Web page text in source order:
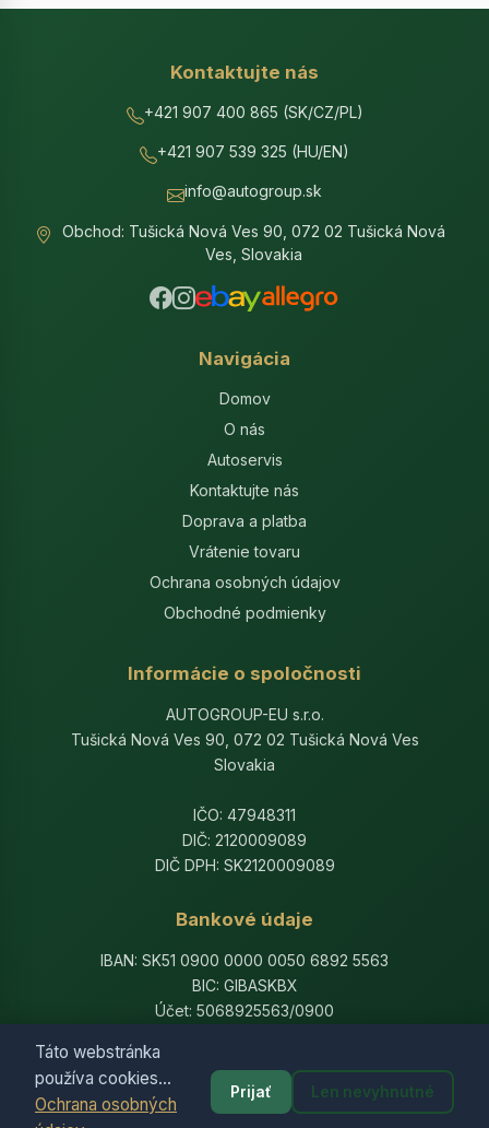
Táto webstránka
používa cookies...
Ochrana osobných
Prijať Len nevyhnutné
Kontaktujte nás
+421 907 400 865 (SK/CZ/PL)
+421 907 539 325 (HU/EN)
info@autogroup.sk
Obchod: Tušická Nová Ves 90, 072 02 Tušická Nová
Ves, Slovakia
Navigácia
Domov
O nás
Autoservis
Kontaktujte nás
Doprava a platba
Vrátenie tovaru
Ochrana osobných údajov
Obchodné podmienky
Informácie o spoločnosti
AUTOGROUP-EU s.r.o.
Tušická Nová Ves 90, 072 02 Tušická Nová Ves
Slovakia
IČO: 47948311
DIČ: 2120009089
DIČ DPH: SK2120009089
Bankové údaje
IBAN: SK51 0900 0000 0050 6892 5563
BIC: GIBASKBX
Účet: 5068925563/0900